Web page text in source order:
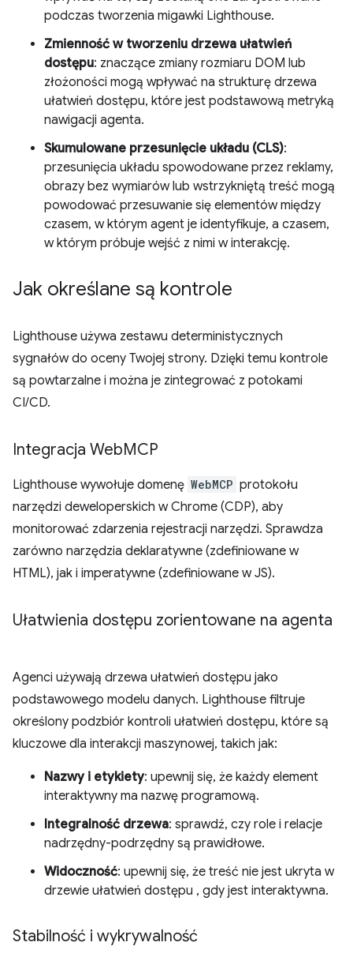
podczas tworzenia migawki Lighthouse.
Zmienność w tworzeniu drzewa ułatwień
dostępu: znaczące zmiany rozmiaru DOM lub
złożoności mogą wpływać na strukturę drzewa
ułatwień dostępu, które jest podstawową metryką
nawigacji agenta.
Skumulowane przesunięcie układu (CLS):
przesunięcia układu spowodowane przez reklamy,
obrazy bez wymiarów lub wstrzykniętą treść mogą
powodować przesuwanie się elementów między
czasem, w którym agent je identyfikuje, a czasem,
w którym próbuje wejść z nimi w interakcję.
Jak określane są kontrole
Lighthouse używa zestawu deterministycznych
sygnałów do oceny Twojej strony. Dzięki temu kontrole
są powtarzalne i można je zintegrować z potokami
CI/CD.
Integracja WebMCP
Lighthouse wywołuje domenę WebMCP protokołu
narzędzi deweloperskich w Chrome (CDP), aby
monitorować zdarzenia rejestracji narzędzi. Sprawdza
zarówno narzędzia deklaratywne (zdefiniowane w
HTML), jak i imperatywne (zdefiniowane w JS).
Ułatwienia dostępu zorientowane na agenta
Agenci używają drzewa ułatwień dostępu jako
podstawowego modelu danych. Lighthouse filtruje
określony podzbiór kontroli ułatwień dostępu, które są
kluczowe dla interakcji maszynowej, takich jak:
Nazwy i etykiety: upewnij się, że każdy element
interaktywny ma nazwę programową.
Integralność drzewa: sprawdź, czy role i relacje
nadrzędny-podrzędny są prawidłowe.
Widoczność: upewnij się, że treść nie jest ukryta w
drzewie ułatwień dostępu , gdy jest interaktywna.
Stabilność i wykrywalność